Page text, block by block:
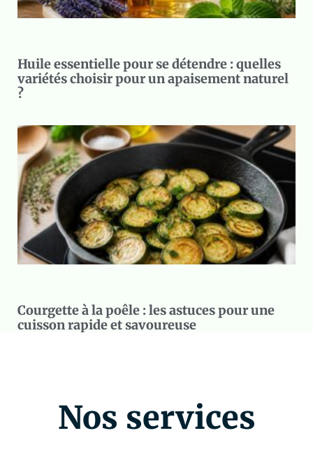
Huile essentielle pour se détendre : quelles
variétés choisir pour un apaisement naturel
?
Courgette à la poêle : les astuces pour une
cuisson rapide et savoureuse
Nos services